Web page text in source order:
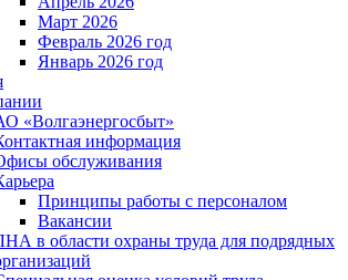
Март 2026
Февраль 2026 год
Январь 2026 год
«Волгаэнергосбыт»
информация
обслуживания
Принципы работы с персоналом
Вакансии
в области охраны труда для подрядных